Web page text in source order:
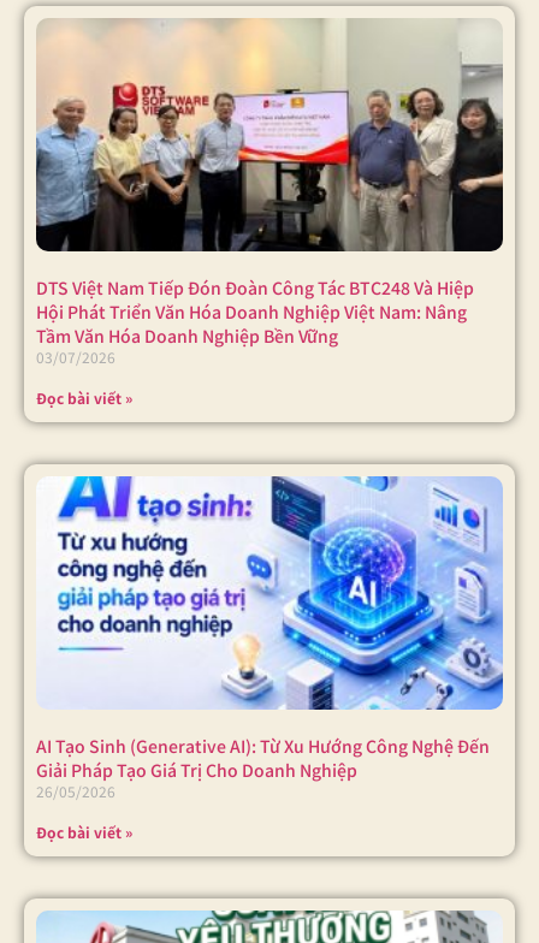
DTS Việt Nam Tiếp Đón Đoàn Công Tác BTC248 Và Hiệp
Hội Phát Triển Văn Hóa Doanh Nghiệp Việt Nam: Nâng
Tầm Văn Hóa Doanh Nghiệp Bền Vững
03/07/2026
Đọc bài viết »
AI Tạo Sinh (Generative AI): Từ Xu Hướng Công Nghệ Đến
Giải Pháp Tạo Giá Trị Cho Doanh Nghiệp
26/05/2026
Đọc bài viết »